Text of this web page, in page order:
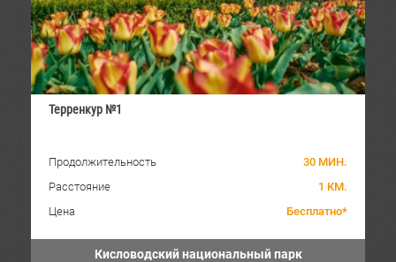
Терренкур №1
Продолжительность
30 МИН.
Расстояние
1 КМ.
Цена
Бесплатно*
Кисловодский национальный парк